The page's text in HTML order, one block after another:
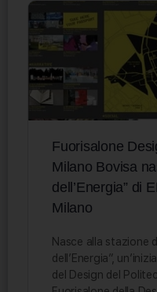
Fuorisalone
Milano Bovisa
dell’Energia” di
Milano
Nasce alla stazione
dell’Energia”,
del Design del